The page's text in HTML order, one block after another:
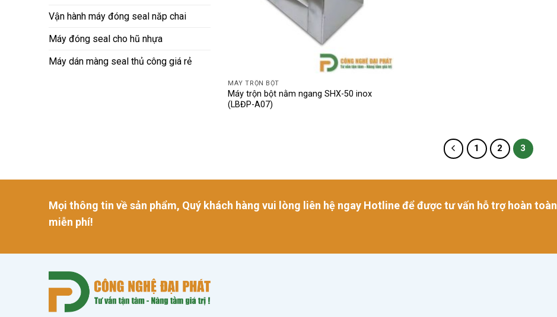
Vận hành máy đóng seal năp chai
Máy đóng seal cho hũ nhựa
Máy dán màng seal thủ công giá rẻ
MÁY TRỘN BỘT
Máy trộn bột nằm ngang SHX-50 inox
(LBĐP-A07)
1 2 3
Mọi thông tin về sản phẩm, Quý khách hàng vui lòng liên hệ ngay Hotline để được tư vấn hỗ trợ hoàn toàn
miễn phí!